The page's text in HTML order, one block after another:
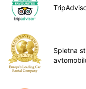
Spletna